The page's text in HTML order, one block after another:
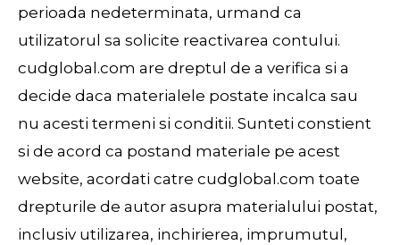
perioada nedeterminata, urmand ca
utilizatorul sa solicite reactivarea contului.
cudglobal.com are dreptul de a verifica si a
decide daca materialele postate incalca sau
nu acesti termeni si conditii. Sunteti constient
si de acord ca postand materiale pe acest
website, acordati catre cudglobal.com toate
drepturile de autor asupra materialului postat,
inclusiv utilizarea, inchirierea, imprumutul,